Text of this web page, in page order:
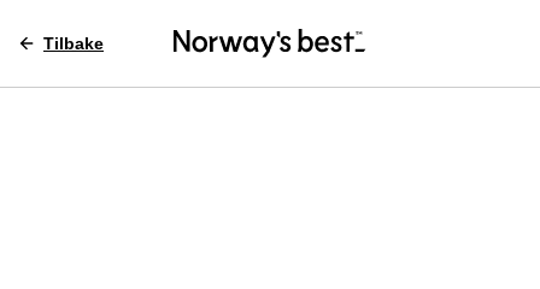
Tilbake